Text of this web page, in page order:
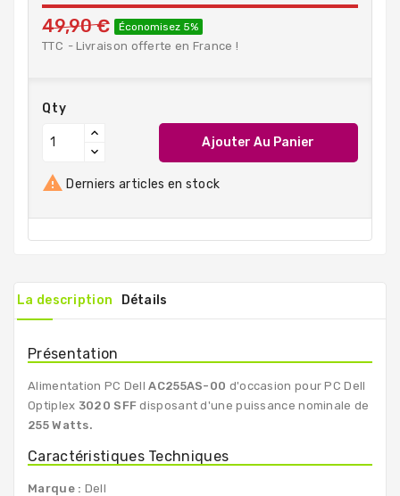
49,90 € Économisez 5%
TTC Livraison offerte en France !
Qty
Ajouter Au Panier
 Derniers articles en stock
La description Détails
Présentation
Alimentation PC DellAC255AS-00 d'occasion pour PC Dell
Optiplex 3020 SFF disposant d'une puissance nominale de
255 Watts.
Caractéristiques Techniques
Marque : Dell